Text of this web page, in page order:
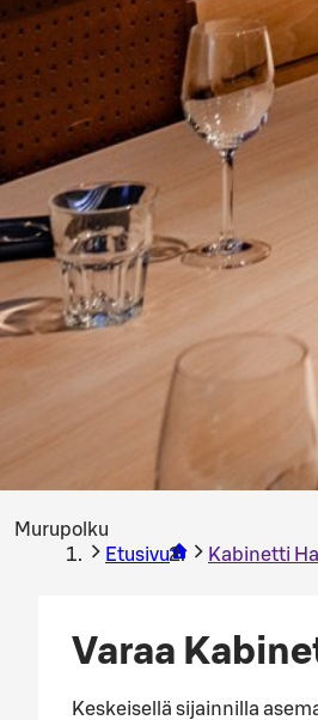
Murupolku
Etusivu
Kabinetti
Varaa
Keskeisellä sijainnilla